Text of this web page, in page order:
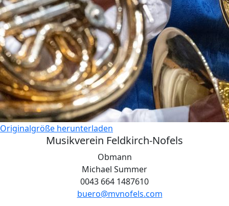
Originalgröße herunterladen
Musikverein Feldkirch-Nofels
Obmann
Michael Summer
0043 664 1487610
buero@mvnofels.com